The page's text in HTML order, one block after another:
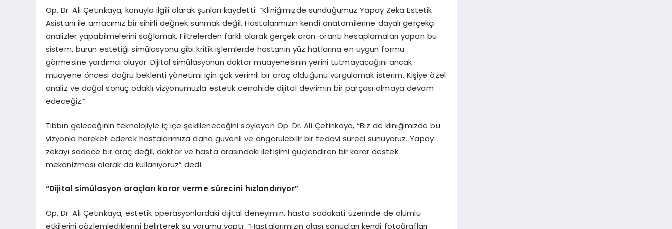
Op. Dr. Ali Çetinkaya, konuyla ilgili olarak şunları kaydetti: “Kliniğimizde sunduğumuz Yapay Zeka Estetik
Asistanı ile amacımız bir sihirli değnek sunmak değil. Hastalarımızın kendi anatomilerine dayalı gerçekçi
analizler yapabilmelerini sağlamak. Filtrelerden farklı olarak gerçek oran-orantı hesaplamaları yapan bu
sistem, burun estetiği simülasyonu gibi kritik işlemlerde hastanın yüz hatlarına en uygun formu
görmesine yardımcı oluyor. Dijital simülasyonun doktor muayenesinin yerini tutmayacağını ancak
muayene öncesi doğru beklenti yönetimi için çok verimli bir araç olduğunu vurgulamak isterim. Kişiye özel
analiz ve doğal sonuç odaklı vizyonumuzla estetik cerrahide dijital devrimin bir parçası olmaya devam
edeceğiz.”
Tıbbın geleceğinin teknolojiyle iç içe şekilleneceğini söyleyen Op. Dr. Ali Çetinkaya, “Biz de kliniğimizde bu
vizyonla hareket ederek hastalarımıza daha güvenli ve öngörülebilir bir tedavi süreci sunuyoruz. Yapay
zekayı sadece bir araç değil, doktor ve hasta arasındaki iletişimi güçlendiren bir karar destek
mekanizması olarak da kullanıyoruz” dedi.
“Dijital simülasyon araçları karar verme sürecini hızlandırıyor”
Op. Dr. Ali Çetinkaya, estetik operasyonlardaki dijital deneyimin, hasta sadakati üzerinde de olumlu
etkilerini gözlemlediklerini belirterek şu yorumu yaptı: “Hastalarımızın olası sonuçları kendi fotoğrafları